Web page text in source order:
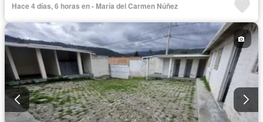
Hace 4 días, 6 horas en - María del Carmen Núñez